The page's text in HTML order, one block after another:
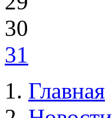
30
31
Главная